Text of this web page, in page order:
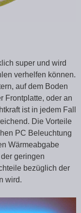
super und wird
verhelfen können.
auf dem Boden
Frontplatte, oder an
ist in jedem Fall
Die Vorteile
PC Beleuchtung
Wärmeabgabe
geringen
bezüglich der
wird.